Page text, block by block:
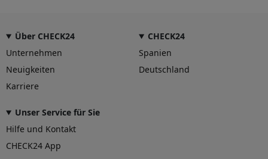
Über CHECK24
Unternehmen
Neuigkeiten
Karriere
CHECK24
Spanien
Deutschland
Unser Service für Sie
Hilfe und Kontakt
CHECK24 App